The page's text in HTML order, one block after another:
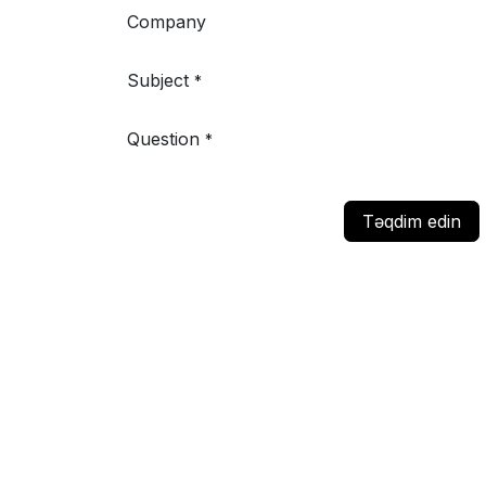
Company
Subject *
Question *
Təqdim edin